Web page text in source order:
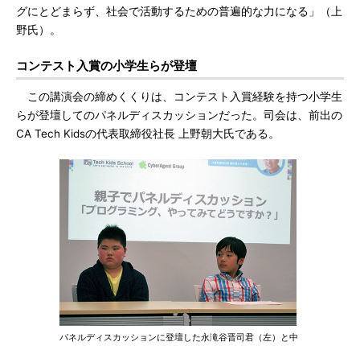
グにとどまらず、社会で活動するための普遍的な力になる」（上
野氏）。
コンテスト入賞の小学生らが登壇
この講演会の締めくくりは、コンテスト入賞経験を持つ小学生
らが登壇してのパネルディスカッションだった。司会は、前出の
CA Tech Kidsの代表取締役社長 上野朝大氏である。
パネルディスカッションに登壇した永滝谷晋司君（左）と中